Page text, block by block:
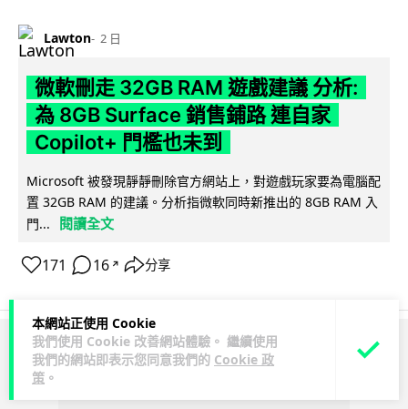
本網站正使用 Cookie
我們使用 Cookie 改善網站體驗。 繼續使用
我們的網站即表示您同意我們的 Cookie 政
策 。
Lawton 2 日
微軟刪走 32GB RAM 遊戲建議 分析:
為 8GB Surface 銷售鋪路 連自家
Copilot+ 門檻也未到
Microsoft 被發現靜靜刪除官方網站上，對遊戲玩家要為電腦配
置 32GB RAM 的建議。分析指微軟同時新推出的 8GB RAM 入
門...
閱讀全文
171 16 ↗ 分享
ADVERTISEMENT